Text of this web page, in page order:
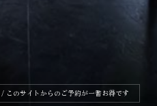
/ このサイトからのご予約が一番お得です